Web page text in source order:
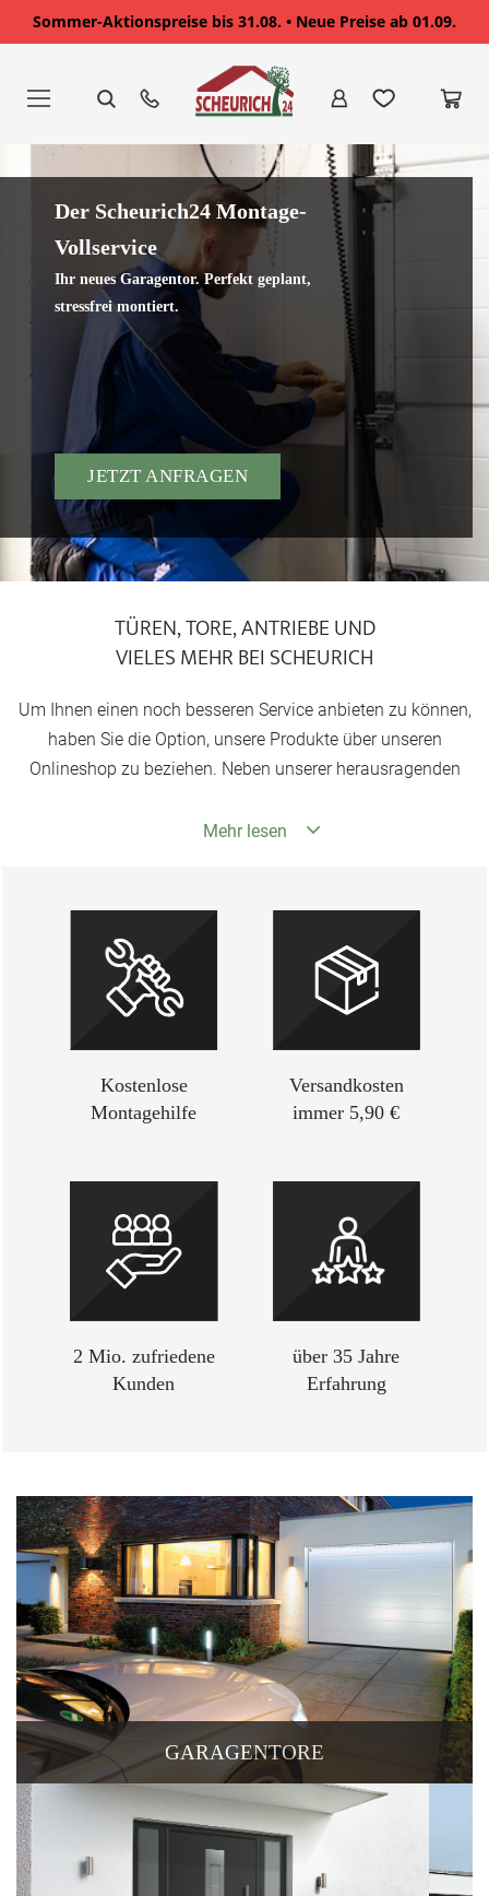
Sommer-Aktionspreise bis 31.08. • Neue Preise ab 01.09.
springen
Der Scheurich24 Montage-
Vollservice
Ihr neues Garagentor. Perfekt geplant,
stressfrei montiert.
JETZT ANFRAGEN
TÜREN, TORE, ANTRIEBE UND
VIELES MEHR BEI SCHEURICH
Um Ihnen einen noch besseren Service anbieten zu können,
haben Sie die Option, unsere Produkte über unseren
Onlineshop zu beziehen. Neben unserer herausragenden
bieten wir Ihnen ein umfassendes Sortiment für Haus und
sowie ein exzellentes Angebot an Ersatzteilen bereit, die wir
Ihnen schnell und kostengünstig nach Hause schicken. Wir
informieren Sie regelmäßig auf unserer Website über
Neuigkeiten und Trends rund um unseren Versandhandel
Mehr lesen
Kostenlose
Montagehilfe
Versandkosten
immer 5,90 €
2 Mio. zufriedene
Kunden
über 35 Jahre
Erfahrung
GARAGENTORE